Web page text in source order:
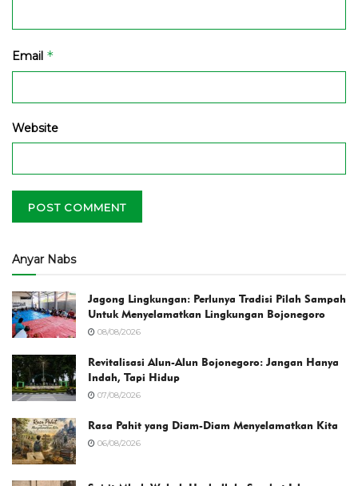
Email *
Website
Anyar Nabs
Jagong Lingkungan: Perlunya Tradisi Pilah Sampah
Untuk Menyelamatkan Lingkungan Bojonegoro
08/08/2026
Revitalisasi Alun-Alun Bojonegoro: Jangan Hanya
Indah, Tapi Hidup
07/08/2026
Rasa Pahit yang Diam-Diam Menyelamatkan Kita
06/08/2026